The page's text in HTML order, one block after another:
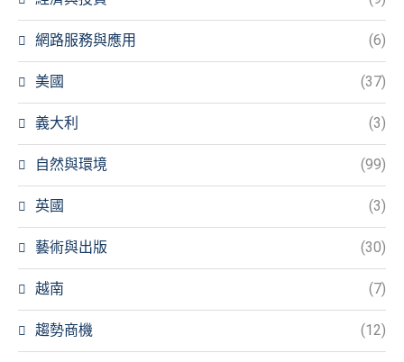
網路服務與應用 (6)
美國 (37)
義大利 (3)
自然與環境 (99)
英國 (3)
藝術與出版 (30)
越南 (7)
趨勢商機 (12)